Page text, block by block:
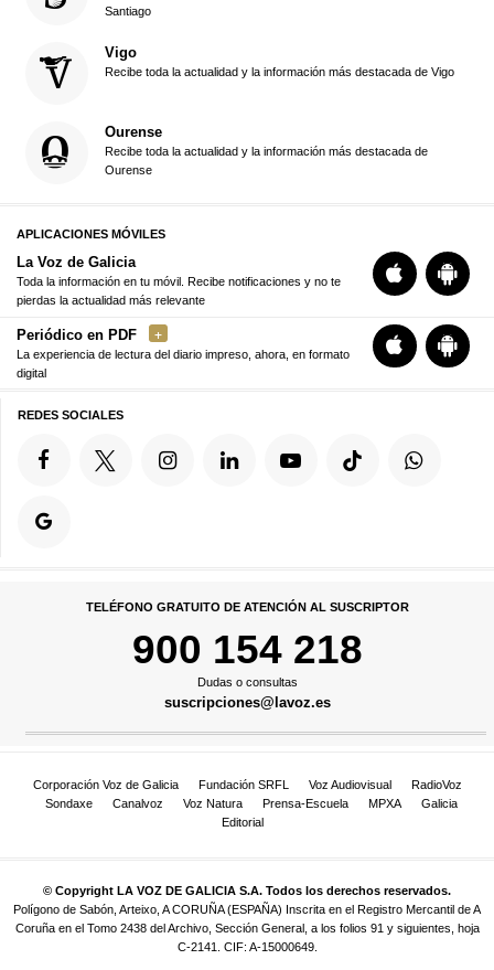
Santiago
Vigo
Recibe toda la actualidad y la información más destacada de Vigo
Ourense
Recibe toda la actualidad y la información más destacada de
Ourense
APLICACIONES MÓVILES
La Voz de Galicia
Toda la información en tu móvil. Recibe notificaciones y no te
pierdas la actualidad más relevante
Periódico en PDF
La experiencia de lectura del diario impreso, ahora, en formato
digital
REDES SOCIALES
TELÉFONO GRATUITO DE ATENCIÓN AL SUSCRIPTOR
900 154 218
Dudas o consultas
suscripciones@lavoz.es
Corporación Voz de Galicia Fundación SRFL Voz Audiovisual
RadioVoz
Sondaxe
Canalvoz Voz Natura Prensa-Escuela MPXA
Galicia
Editorial
© Copyright LA VOZ DE GALICIA S.A. Todos los derechos reservados.
Polígono de Sabón, Arteixo, A CORUÑA (ESPAÑA) Inscrita en el Registro Mercantil de A
Coruña en el Tomo 2438 del Archivo, Sección General, a los folios 91 y siguientes, hoja
C-2141. CIF: A-15000649.